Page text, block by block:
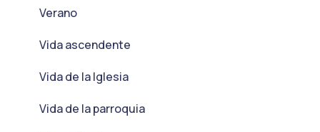
Verano
Vida ascendente
Vida de la Iglesia
Vida de la parroquia